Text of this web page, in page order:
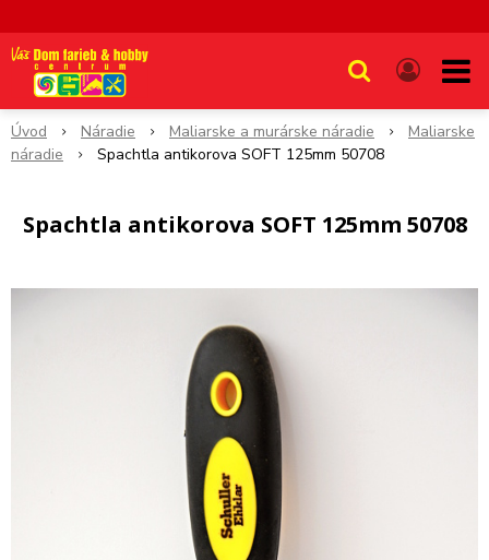
Úvod Náradie Maliarske a murárske náradie
Maliarske
náradie
Spachtla antikorova SOFT 125mm 50708
Spachtla antikorova SOFT 125mm 50708